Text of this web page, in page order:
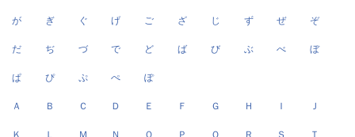
が ぎ ぐ げ ご ざ じ ず ぜ ぞ
だ ぢ づ で ど ば び ぶ べ ぼ
ぱ ぴ ぷ ぺ ぽ
Ａ Ｂ Ｃ Ｄ Ｅ Ｆ Ｇ Ｈ Ｉ Ｊ
Ｋ Ｌ Ｍ Ｎ Ｏ Ｐ Ｑ Ｒ Ｓ Ｔ